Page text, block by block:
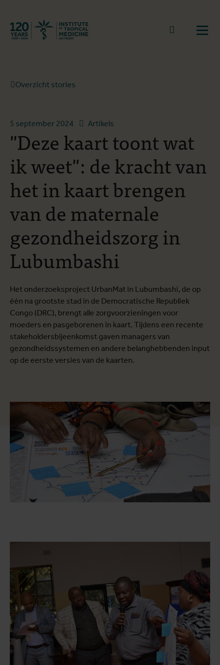
Terug naar start
Naar
Overzicht stories
5 september 2024 Artikels
"Deze kaart toont wat
ik weet": de kracht van
het in kaart brengen
van de maternale
gezondheidszorg in
Lubumbashi
Het onderzoeksproject UrbanMat in Lubumbashi, de op
één na grootste stad in de Democratische Republiek
Congo (DRC), brengt alle zorgvoorzieningen voor
moeders en pasgeborenen in kaart. Tijdens een recente
stakeholdersbijeenkomst gaven managers van
gezondheidssystemen en andere belanghebbenden input
op de eerste versies van de kaarten.